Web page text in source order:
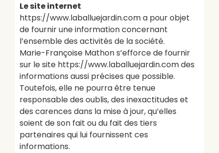
Le site internet
https://www.laballuejardin.com a pour objet
de fournir une information concernant
l’ensemble des activités de la société.
Marie-Françoise Mathon s’efforce de fournir
sur le site https://www.laballuejardin.com des
informations aussi précises que possible.
Toutefois, elle ne pourra être tenue
responsable des oublis, des inexactitudes et
des carences dans la mise à jour, qu’elles
soient de son fait ou du fait des tiers
partenaires qui lui fournissent ces
informations.